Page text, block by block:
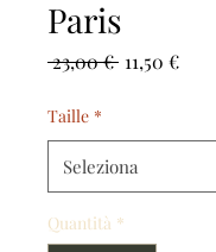
Paris
23,00 € Prezzo
11,50 €
Taille *
Quantità *